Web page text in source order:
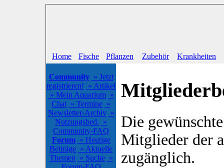
Home Fische Pflanzen Zubehör Krankheiten
Community » Jetzt
registrieren! » Artikel
» Mein Aquarium »
Chat » Termine »
Newsletter-Archiv »
Nutzungsbed. »
Community-FAQ
Forum » Heutige
Beiträge » Aktuelle
Themen » Suche »
Die
Mitglieder der
zugänglich.